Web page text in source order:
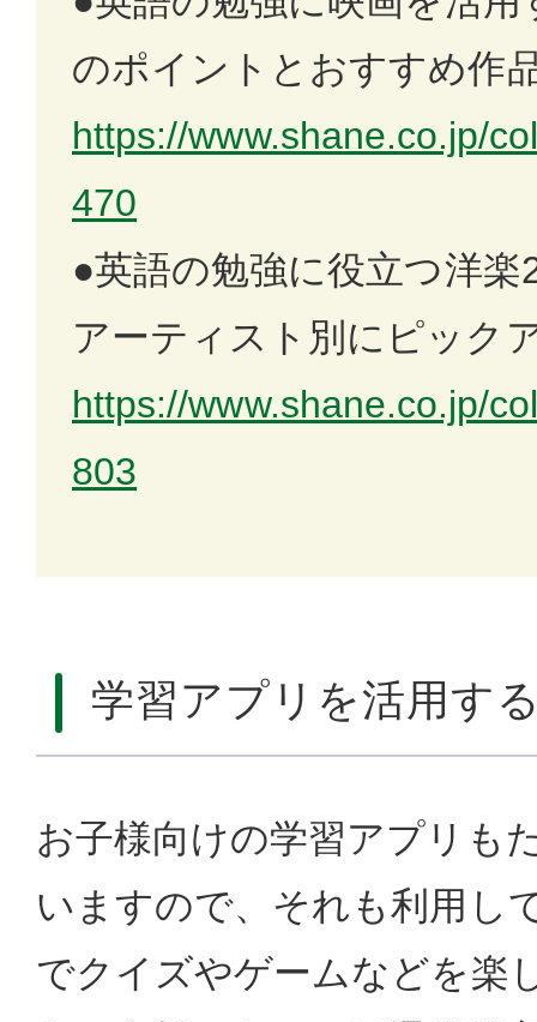
のポイントとおすすめ作
https://www.shane.co.jp/
470
●英語の勉強に役立つ洋楽
アーティスト別にピック
https://www.shane.co.jp/
803
学習アプリを活用す
お子様向けの学習アプリも
いますので、それも利用し
でクイズやゲームなどを楽